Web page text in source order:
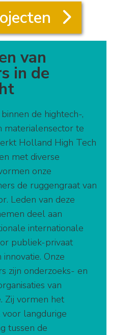
van
in de
de hightech-,
materialensector te
Holland High Tech
met diverse
onze
de ruggengraat van
Leden van deze
deel aan
internationale
publiek-privaat
Onze
zijn onderzoeks- en
van
Zij vormen het
langdurige
tussen de